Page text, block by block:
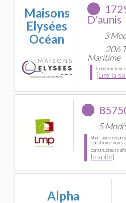
Maisons
Elysées
Océan
D'aunis
3
206
Maritime
Constructeur
[Lire la
5
Vous avez un
construire vous
constructeurs
la suite]
Alpha